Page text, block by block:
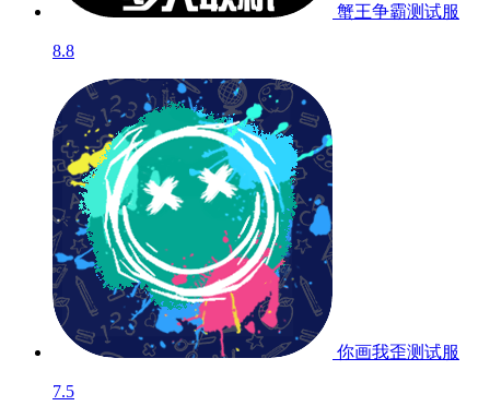
蟹王争霸测试服
8.8
你画我歪测试服
7.5